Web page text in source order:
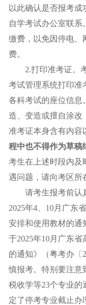
以此确认是否报考
自学考试办公室联系
缴费，以免因停电、
费。
2.打印准考证。
考试管理系统打印准
各科考试的座位信息
造、变造或擅自涂改
准考证本身含有内容
程中也不得作为草稿
考生在上述时段内及
遇问题，请向考区所
请考生报考前认
2025年4、10月广东
安排和使用教材的通
于2025年10月广东
的通知》（粤考办〔
慎报考。特别要注意
税收学等23个专业的
定了停考专业截止办